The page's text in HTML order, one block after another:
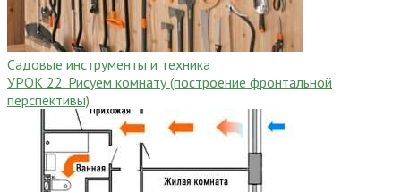
Садовые инструменты и техника
УРОК 22. Рисуем комнату (построение фронтальной
перспективы)